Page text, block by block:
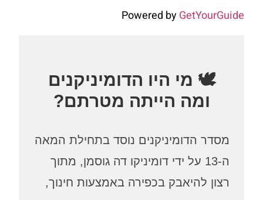
Powered by
🕊️ מי היו הדומיניקנים
ומה הייתה מטרתם?
הדומיניקנים נוסד בתחילת המאה
ה-13 על ידי דומיניקו דה גוסמן, מתוך
להיאבק בכפירה באמצעות חינוך,